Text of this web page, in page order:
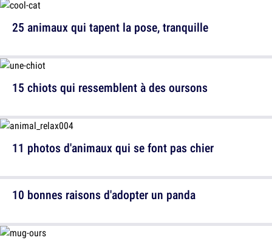
25 animaux qui tapent la pose, tranquille
11 photos d'animaux qui se font pas chier
15 chiots qui ressemblent à des oursons
10 bonnes raisons d'adopter un panda